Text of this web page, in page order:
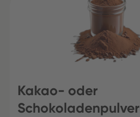
Kakao- oder
Schokoladenpulver